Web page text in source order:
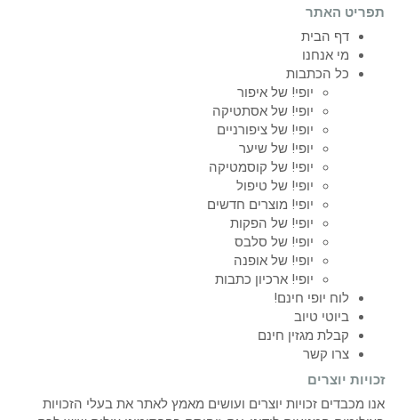
תפריט האתר
דף הבית
מי אנחנו
כל הכתבות
יופי! של איפור
יופי! של אסתטיקה
יופי! של ציפורניים
יופי! של שיער
יופי! של קוסמטיקה
יופי! של טיפול
יופי! מוצרים חדשים
יופי! של הפקות
יופי! של סלבס
יופי! של אופנה
יופי! ארכיון כתבות
לוח יופי חינם!
ביוטי טיוב
קבלת מגזין חינם
צרו קשר
זכויות יוצרים
אנו מכבדים זכויות יוצרים ועושים מאמץ לאתר את בעלי הזכויות